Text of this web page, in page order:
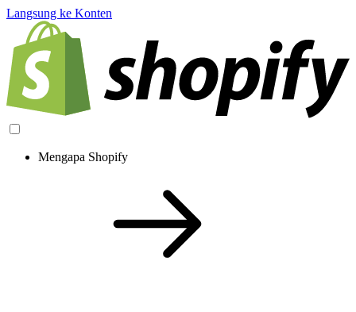
Langsung ke Konten
Mengapa Shopify